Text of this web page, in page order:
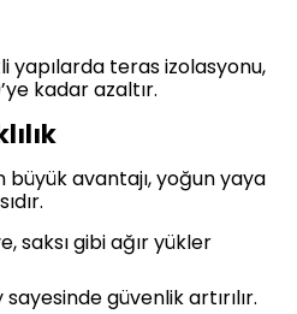
yapılarda teras izolasyonu,
kadar azaltır.
avantajı, yoğun yaya
saksı gibi ağır yükler
güvenlik artırılır.